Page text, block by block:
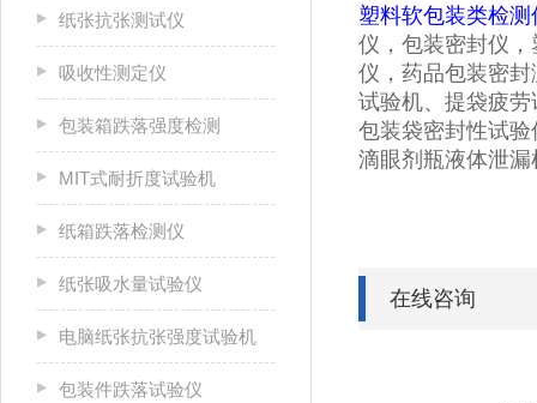
纸张抗张测试仪
吸收性测定仪
包装箱跌落强度检测
MIT式耐折度试验机
纸箱跌落检测仪
纸张吸水量试验仪
电脑纸张抗张强度试验机
包装件跌落试验仪
塑料软包装类检测
仪，包装密封仪
仪，药品包装密
试验机、提袋疲
包装袋密封性试
滴眼剂瓶液体泄漏
在线咨询